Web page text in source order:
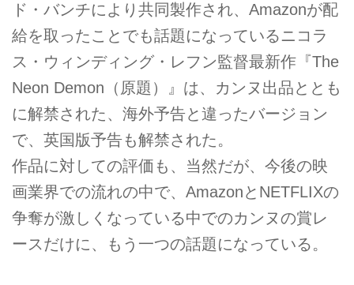
ド・バンチにより共同製作され、Amazonが配
給を取ったことでも話題になっているニコラ
ス・ウィンディング・レフン監督最新作『The
Neon Demon（原題）』は、カンヌ出品ととも
に解禁された、海外予告と違ったバージョン
で、英国版予告も解禁された。
作品に対しての評価も、当然だが、今後の映
画業界での流れの中で、AmazonとNETFLIXの
争奪が激しくなっている中でのカンヌの賞レ
ースだけに、もう一つの話題になっている。